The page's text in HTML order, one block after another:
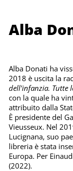
Alba
Alba Donati ha
2018 è uscita la
dell'infanzia. Tutte
con la quale ha
attribuito dalla
È presidente del
Vieusseux. Nel
Lucignana, suo
libreria è stata
Europa. Per
(2022).